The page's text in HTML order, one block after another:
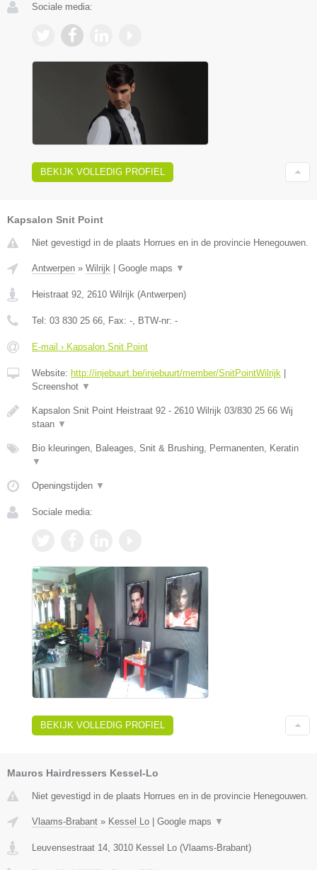
Sociale media:
BEKIJK VOLLEDIG PROFIEL
Kapsalon Snit Point
Niet gevestigd in de plaats Horrues en in de provincie Henegouwen.
Antwerpen » Wilrijk | Google maps ▼
Heistraat 92 2610 Wilrijk (Antwerpen)
Tel: 03 830 25 66 , Fax: - , BTW-nr: -
E-mail › Kapsalon Snit Point
Website: http://injebuurt.be/injebuurt/member/SnitPointWilrijk |
Screenshot ▼
Kapsalon Snit Point Heistraat 92 - 2610 Wilrijk 03/830 25 66 Wij
staan ▼
Bio kleuringen, Baleages, Snit & Brushing, Permanenten, Keratin
▼
Openingstijden ▼
Sociale media:
BEKIJK VOLLEDIG PROFIEL
Mauros Hairdressers Kessel-Lo
Niet gevestigd in de plaats Horrues en in de provincie Henegouwen.
Vlaams-Brabant » Kessel Lo Google maps ▼
Leuvensestraat 14, 3010 Kessel Lo (Vlaams-Brabant)